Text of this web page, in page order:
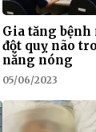
Gia tăng
đột quỵ não
nắng nóng
05/06/2023